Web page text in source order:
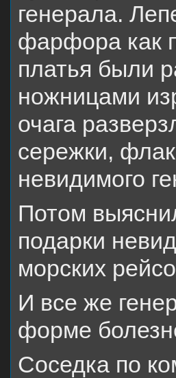
генерала.
фарфора как
платья были
ножницами
очага
сережки,
невидимого
Потом
подарки
морских
И все же
форме
Соседка по